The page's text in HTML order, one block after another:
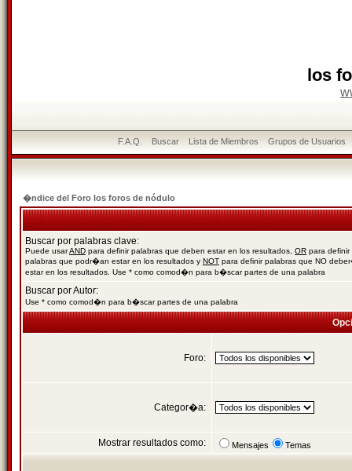
los
F.A.Q. Buscar Lista de Miembros Grupos de Usuarios
�ndice del Foro los foros de nódulo
Buscar por palabras clave:
Puede usarAND para definir palabras que deben estar en los resultados, OR para definir
palabras que podr�an estar en los resultados y NOT para definir palabras que NO
estar en los resultados. Use * como comod�n para b�scar partes de una palabra
Buscar por Autor:
Use * como comod�n para b�scar partes de una palabra
Foro:
Categor�a:
Mostrar resultados como: Mensajes Temas